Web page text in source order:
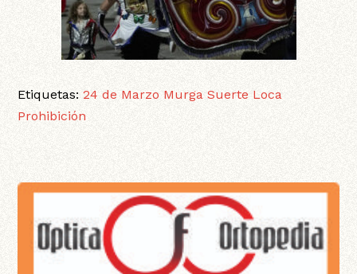
Etiquetas:24 de Marzo Murga Suerte Loca
Prohibición